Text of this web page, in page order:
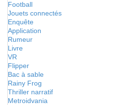
Football
Jouets connectés
Enquête
Application
Rumeur
Livre
VR
Flipper
Bac à sable
Rainy Frog
Thriller narratif
Metroidvania